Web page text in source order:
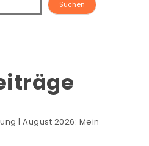
Suchen
| August 2026: Mein